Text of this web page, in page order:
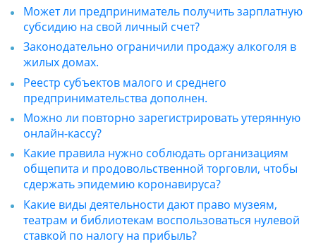
Может ли предприниматель получить зарплатную
субсидию на свой личный счет?
Законодательно ограничили продажу алкоголя в
жилых домах.
Реестр субъектов малого и среднего
предпринимательства дополнен.
Можно ли повторно зарегистрировать утерянную
онлайн-кассу?
Какие правила нужно соблюдать организациям
общепита и продовольственной торговли, чтобы
сдержать эпидемию коронавируса?
Какие виды деятельности дают право музеям,
театрам и библиотекам воспользоваться нулевой
ставкой по налогу на прибыль?